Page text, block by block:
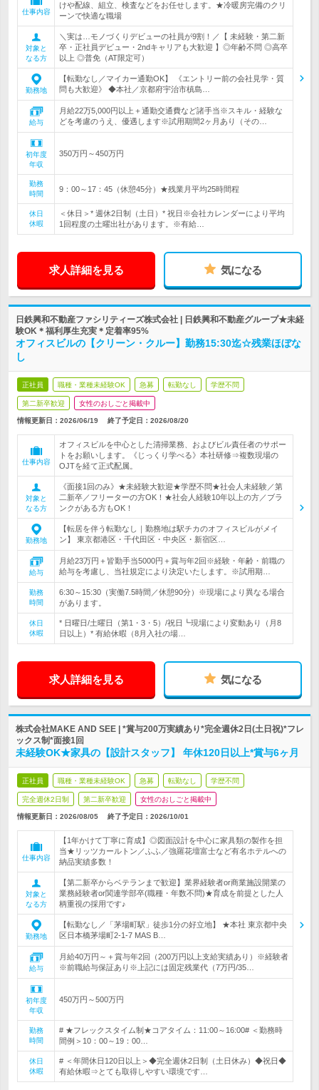
仕事内容
けや配線、組立、検査などをお任せします。★冷暖房完備のクリ
ーンで快適な職場
対象と
なる方
＼実は…モノづくりデビューの社員が9割！／【 未経験・第二新
卒・正社員デビュー・2ndキャリアも大歓迎 】◎年齢不問 ◎高卒
以上 ◎普免（AT限定可）
勤務地
【転勤なし／マイカー通勤OK】 《エントリー前の会社見学・質
問も大歓迎》 ◆本社／京都府宇治市槙島…
給与
月給22万5,000円以上＋通勤交通費など諸手当※スキル・経験な
どを考慮のうえ、優遇します※試用期間2ヶ月あり（その…
初年度
年収
350万円～450万円
勤務
時間
9：00～17：45（休憩45分）★残業月平均25時間程
休日
休暇
＜休日＞* 週休2日制（土日）* 祝日※会社カレンダーにより平均
1回程度の土曜出社があります。※有給…
求人詳細を見る 気になる
日鉄興和不動産ファシリティーズ株式会社 | 日鉄興和不動産グループ★未経
験OK＊福利厚生充実＊定着率95%
オフィスビルの【クリーン・クルー】勤務15:30迄☆残業ほぼな
し
正社員 職種・業種未経験OK 急募 転勤なし 学歴不問
第二新卒歓迎 女性のおしごと掲載中
情報更新日：2026/06/19 終了予定日： 2026/08/20
仕事内容
オフィスビルを中心とした清掃業務、およびビル責任者のサポー
トをお願いします。《じっくり学べる》本社研修⇒複数現場の
OJTを経て正式配属。
対象と
なる方
《面接1回のみ》★未経験大歓迎★学歴不問★社会人未経験／第
二新卒／フリーターの方OK！★社会人経験10年以上の方／ブラ
ンクがある方もOK！
勤務地
【転居を伴う転勤なし｜勤務地は駅チカのオフィスビルがメイ
ン】 東京都港区・千代田区・中央区・新宿区…
給与
月給23万円＋皆勤手当5000円＋賞与年2回※経験・年齢・前職の
給与を考慮し、当社規定により決定いたします。※試用期…
勤務
時間
6:30～15:30（実働7.5時間／休憩90分）※現場により異なる場合
があります。
休日
休暇
* 日曜日/土曜日（第1・3・5）/祝日┗現場により変動あり（月8
日以上）* 有給休暇（8月入社の場…
求人詳細を見る 気になる
株式会社MAKE AND SEE | *賞与200万実績あり*完全週休2日(土日祝)*フレ
ックス制*面接1回
未経験OK★家具の【設計スタッフ】 年休120日以上*賞与6ヶ月
正社員 職種・業種未経験OK 急募 転勤なし 学歴不問
完全週休2日制 第二新卒歓迎 女性のおしごと掲載中
情報更新日：2026/08/05 終了予定日： 2026/10/01
仕事内容
【1年かけて丁寧に育成】◎図面設計を中心に家具類の製作を担
当★リッツカールトン／ふふ／強羅花壇富士など有名ホテルへの
納品実績多数！
対象と
なる方
【第二新卒からベテランまで歓迎】業界経験者or商業施設開業の
業務経験者or関連学部卒(職種・年数不問)★育成を前提とした人
柄重視の採用です♪
勤務地
【転勤なし／「茅場町駅」徒歩1分の好立地】 ★本社 東京都中央
区日本橋茅場町2-1-7 MAS B…
給与
月給40万円～＋賞与年2回（200万円以上支給実績あり）※経験者
※前職給与保証あり※上記には固定残業代（7万円/35…
初年度
年収
450万円～500万円
勤務
時間
# ★フレックスタイム制★コアタイム：11:00～16:00# ＜勤務時
間例＞10：00～19：00…
休日
休暇
# ＜年間休日120日以上＞◆完全週休2日制（土日休み）◆祝日◆
有給休暇⇒とても取得しやすい環境です…